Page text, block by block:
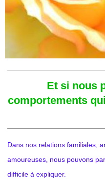
Et si nous
comportements
Dans nos relations familiales,
amoureuses, nous pouvons
difficile à expliquer.